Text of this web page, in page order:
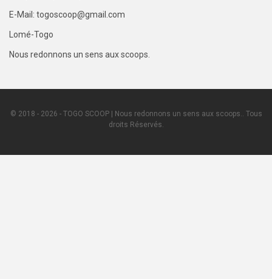
E-Mail: togoscoop@gmail.com
Lomé-Togo
Nous redonnons un sens aux scoops.
© 2018 - 2026 - TOGO SCOOP | Nous redonnons un sens aux scoops.. Tous
droits Réservés.